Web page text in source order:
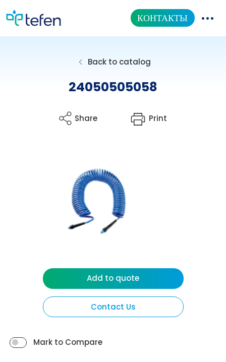
КОНТАКТЫ
НАША ПРОДУКЦИЯ
Back to catalog
24050505058
Share Print
Contact Us
Mark to Compare
Add to quote